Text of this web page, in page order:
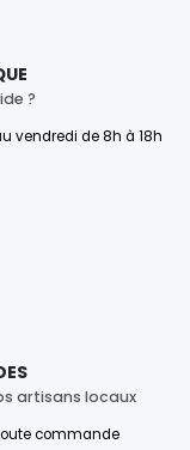
?
vendredi de 8h à 18h
artisans locaux
commande